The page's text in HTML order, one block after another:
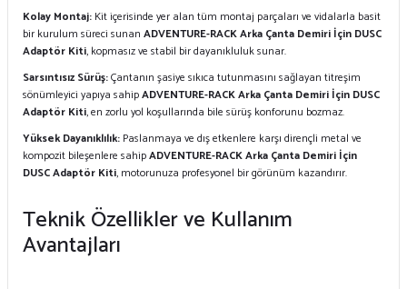
Kolay Montaj: Kit içerisinde yer alan tüm montaj parçaları ve vidalarla basit
bir kurulum süreci sunan ADVENTURE-RACK Arka Çanta Demiri İçin DUSC
Adaptör Kiti, kopmasız ve stabil bir dayanıkluluk sunar.
Sarsıntısız Sürüş:Çantanın şasiye sıkıca tutunmasını sağlayan titreşim
sönümleyici yapıya sahipADVENTURE-RACK Arka Çanta Demiri İçin DUSC
Adaptör Kiti, en zorlu yol koşullarında bile sürüş konforunu bozmaz.
Yüksek Dayanıklılık: Paslanmaya ve dış etkenlere karşı dirençli metal ve
kompozit bileşenlere sahipADVENTURE-RACK Arka Çanta Demiri İçin
DUSC Adaptör Kiti, motorunuza profesyonel bir görünüm kazandırır.
Teknik Özellikler ve Kullanım
Avantajları